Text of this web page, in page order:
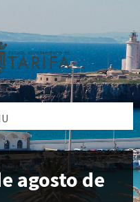
agosto de